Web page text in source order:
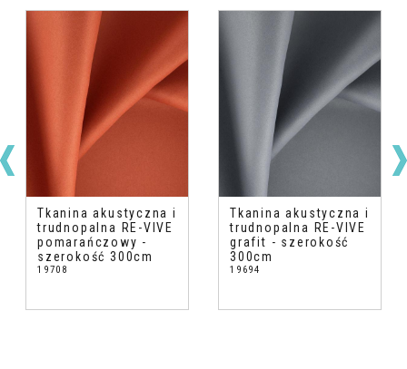
Tkanina akustyczna i
trudnopalna RE-VIVE
pomarańczowy -
szerokość 300cm
19708
Tkanina akustyczna i
trudnopalna RE-VIVE
grafit - szerokość
300cm
19694